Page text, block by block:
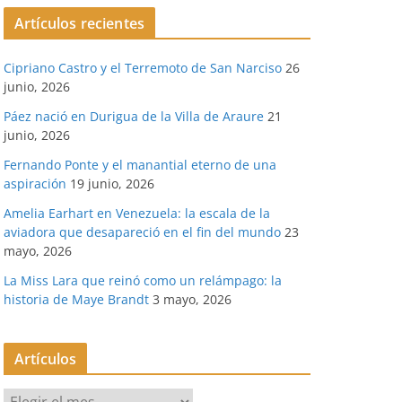
Artículos recientes
Cipriano Castro y el Terremoto de San Narciso 26
junio, 2026
Páez nació en Durigua de la Villa de Araure 21
junio, 2026
Fernando Ponte y el manantial eterno de una
aspiración 19 junio, 2026
Amelia Earhart en Venezuela: la escala de la
aviadora que desapareció en el fin del mundo 23
mayo, 2026
La Miss Lara que reinó como un relámpago: la
historia de Maye Brandt 3 mayo, 2026
Artículos